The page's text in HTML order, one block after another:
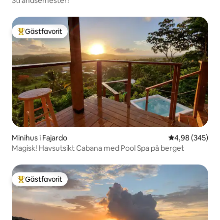
Populär gästfavorit
Gästfavorit
Minihus i Fajardo 4,98 av 5 i
4,98 (345)
Magisk! Havsutsikt Cabana med Pool Spa på berget
Populär gästfavorit
Gästfavorit